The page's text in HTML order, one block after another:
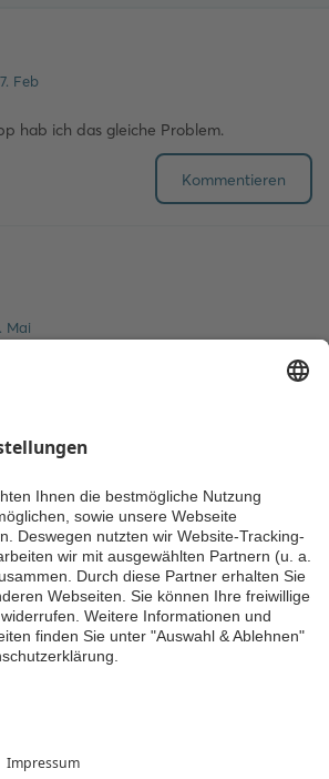
Feb
hab ich das gleiche Problem.
Kommentieren
Mai
auch das Problem dass immer „Belegt“
Kommentieren